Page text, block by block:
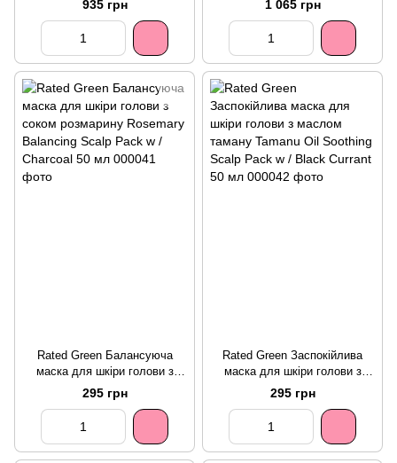
ENERGIZING SCALP SPRAY
935 грн
MARY PURIFYING SCALP
SCALER 200ml
1 065 грн
Rated Green Балансуюча
маска для шкіри голови з
соком розмарину Rosemary
Balancing Scalp Pack w /
Charcoal 50 мл
295 грн
Rated Green Заспокійлива
маска для шкіри голови з
маслом таману Tamanu Oil
Soothing Scalp Pack w / Black
Currant 50 мл
295 грн